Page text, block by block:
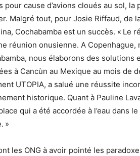
pour cause d’avions cloués au sol,
Malgré tout, pour Josie Riffaud, de
Cochabamba est un succès. « Le
réunion onusienne. A Copenhague,
nous élaborons des
à Cancùn au Mexique au mois de
UTOPIA, a salué une réussite
historique. Quant à Pauline
qui a été accordée à l’eau dans
»
les ONG à avoir pointé les